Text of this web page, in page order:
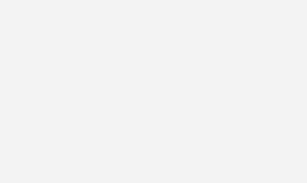
des Ratinger Unternehmens zur
stehen insbesondere die
Möglichkeiten im Vordergrund.
für den Praxisalltag dargestellt
und Installation der Anlagen
verschiedenen Regelungskonzepte